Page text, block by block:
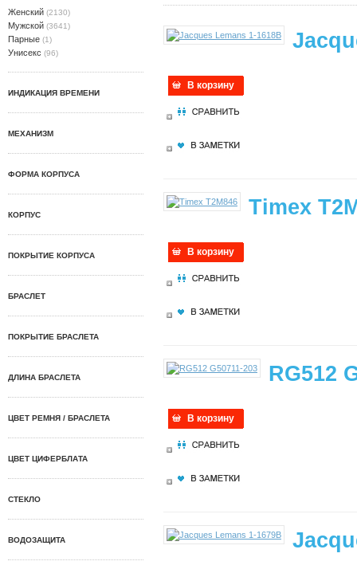
Женский (2130)
Мужской (3641)
Парные (1)
Унисекс (96)
ИНДИКАЦИЯ ВРЕМЕНИ
МЕХАНИЗМ
ФОРМА КОРПУСА
КОРПУС
ПОКРЫТИЕ КОРПУСА
БРАСЛЕТ
ПОКРЫТИЕ БРАСЛЕТА
ДЛИНА БРАСЛЕТА
ЦВЕТ РЕМНЯ / БРАСЛЕТА
ЦВЕТ ЦИФЕРБЛАТА
СТЕКЛО
ВОДОЗАЩИТА
В корзину
Timex
В корзину
RG512
В корзину